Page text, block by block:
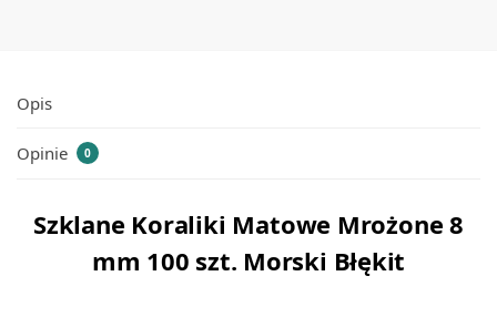
Opis
Opinie 0
Szklane Koraliki Matowe Mrożone 8
mm 100 szt. Morski Błękit